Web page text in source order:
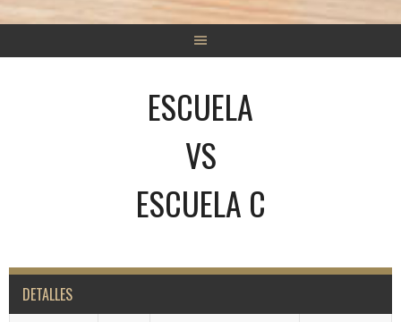
ESCUELA
VS
ESCUELA C
DETALLES